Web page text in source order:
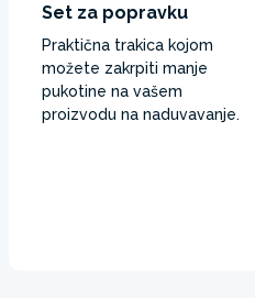
Set za popravku
Praktična trakica kojom
možete zakrpiti manje
pukotine na vašem
proizvodu na naduvavanje.